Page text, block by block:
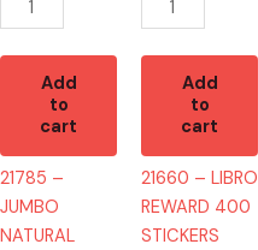
Add
to
cart
21785 –
JUMBO
NATURAL
Add
to
cart
21660 – LIBRO
REWARD 400
STICKERS